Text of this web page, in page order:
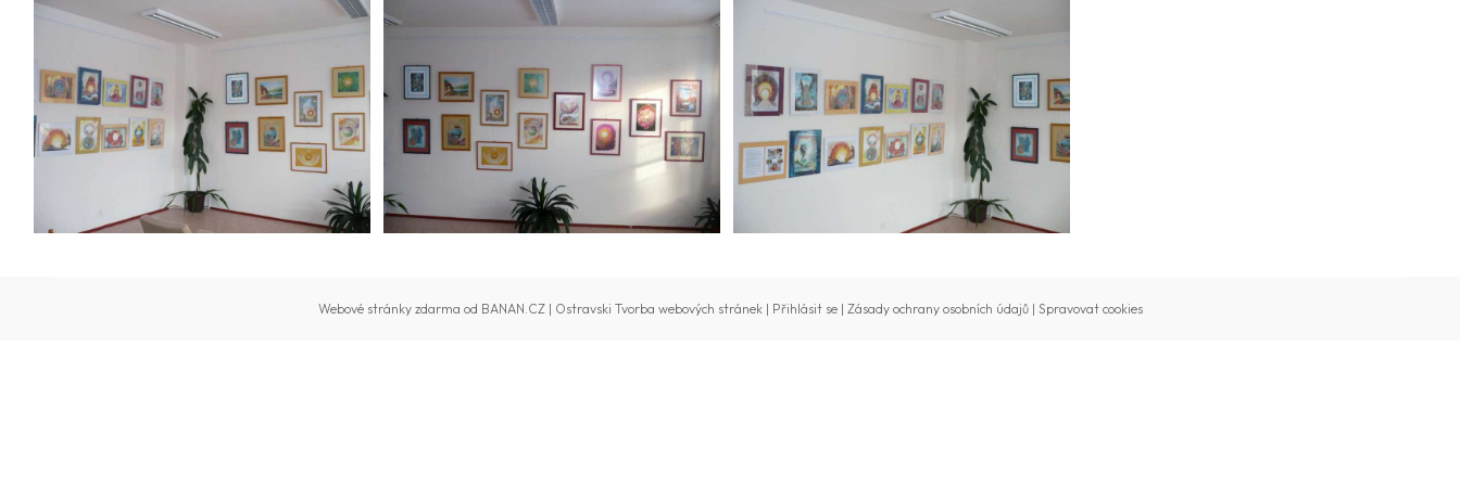
Webové stránky zdarma od BANAN.CZ| Ostravski Tvorba webových stránek | Přihlásit se| Zásady ochrany osobních údajů| Spravovat cookies